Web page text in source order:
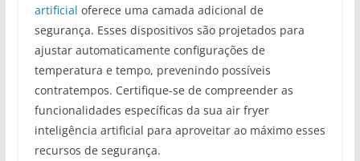
artificial oferece uma camada adicional de
segurança. Esses dispositivos são projetados para
ajustar automaticamente configurações de
temperatura e tempo, prevenindo possíveis
contratempos. Certifique-se de compreender as
funcionalidades específicas da sua air fryer
inteligência artificial para aproveitar ao máximo esses
recursos de segurança.